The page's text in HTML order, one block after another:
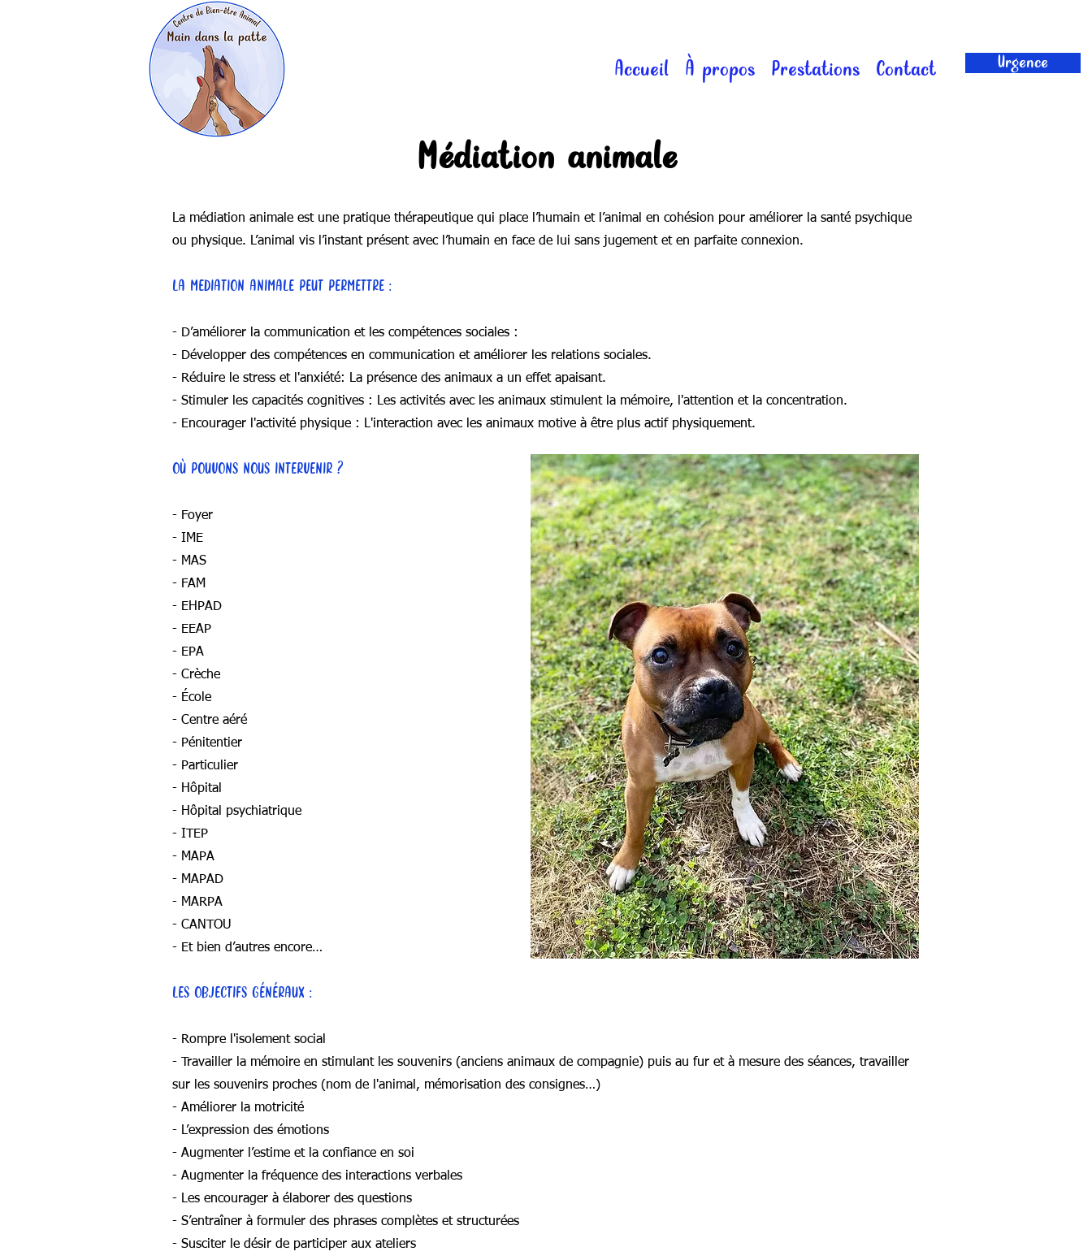
Accueil À propos Prestations Contact Urgence
Médiation animale
La médiation animale est une pratique thérapeutique qui place l’humain et l’animal en cohésion pour améliorer la santé psychique
ou physique. L’animal vis l’instant présent avec l’humain en face de lui sans jugement et en parfaite connexion.
LA MEDIATION ANIMALE PEUT PERMETTRE :
- D’améliorer la communication et les compétences sociales :
- Développer des compétences en communication et améliorer les relations sociales.
- Réduire le stress et l'anxiété: La présence des animaux a un effet apaisant.
- Stimuler les capacités cognitives : Les activités avec les animaux stimulent la mémoire, l'attention et la concentration.
- Encourager l'activité physique : L'interaction avec les animaux motive à être plus actif physiquement.
OÙ POUVONS NOUS INTERVENIR ?
- Foyer
- IME
- MAS
- FAM
- EHPAD
- EEAP
- EPA
- Crèche
- École
- Centre aéré
- Pénitentier
- Particulier
- Hôpital
- Hôpital psychiatrique
- ITEP
- MAPA
- MAPAD
- MARPA
- CANTOU
- Et bien d’autres encore…
LES OBJECTIFS GÉNÉRAUX :
- Rompre l'isolement social
- Travailler la mémoire en stimulant les souvenirs (anciens animaux de compagnie) puis au fur et à mesure des séances, travailler
sur les souvenirs proches (nom de l'animal, mémorisation des consignes…)
- Améliorer la motricité
- L’expression des émotions
- Augmenter l’estime et la confiance en soi
- Augmenter la fréquence des interactions verbales
- Les encourager à élaborer des questions
- S’entraîner à formuler des phrases complètes et structurées
- Susciter le désir de participer aux ateliers